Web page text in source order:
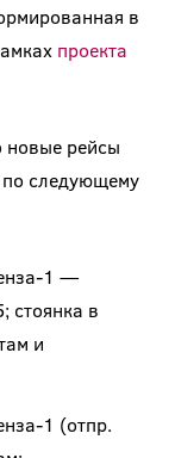
в
проекта
новые рейсы
по следующему
1 —
стоянка в
и
1 (отпр.